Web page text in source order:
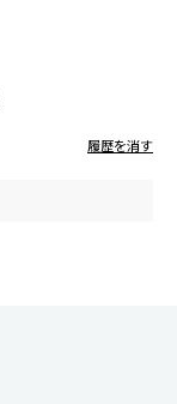
履歴を消す